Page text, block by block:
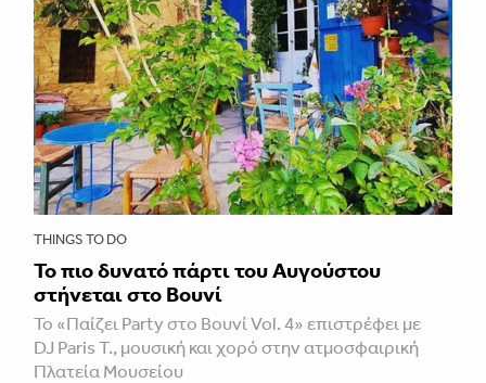
THINGS TO DO
Το πιο δυνατό πάρτι του Αυγούστου
στήνεται στο Βουνί
Το «Παίζει Party στο Βουνί Vol. 4» επιστρέφει με
DJ Paris T., μουσική και χορό στην ατμοσφαιρική
Πλατεία Μουσείου